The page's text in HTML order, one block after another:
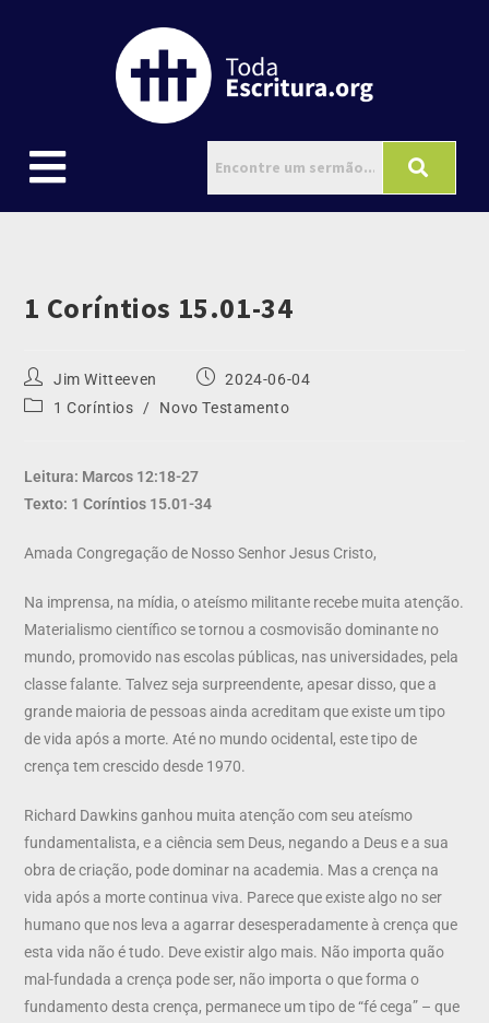
1 Coríntios 15.01-34
Jim Witteeven
2024-06-04
1 Coríntios
/ Novo Testamento
Leitura: Marcos 12:18-27
Texto: 1 Coríntios 15.01-34
Amada Congregação de Nosso Senhor Jesus Cristo,
Na imprensa, na mídia, o ateísmo militante recebe muita atenção.
Materialismo científico se tornou a cosmovisão dominante no
mundo, promovido nas escolas públicas, nas universidades, pela
classe falante. Talvez seja surpreendente, apesar disso, que a
grande maioria de pessoas ainda acreditam que existe um tipo
de vida após a morte. Até no mundo ocidental, este tipo de
crença tem crescido desde 1970.
Richard Dawkins ganhou muita atenção com seu ateísmo
fundamentalista, e a ciência sem Deus, negando a Deus e a sua
obra de criação, pode dominar na academia. Mas a crença na
vida após a morte continua viva. Parece que existe algo no ser
humano que nos leva a agarrar desesperadamente à crença que
esta vida não é tudo. Deve existir algo mais. Não importa quão
mal-fundada a crença pode ser, não importa o que forma o
fundamento desta crença, permanece um tipo de “fé cega” – que